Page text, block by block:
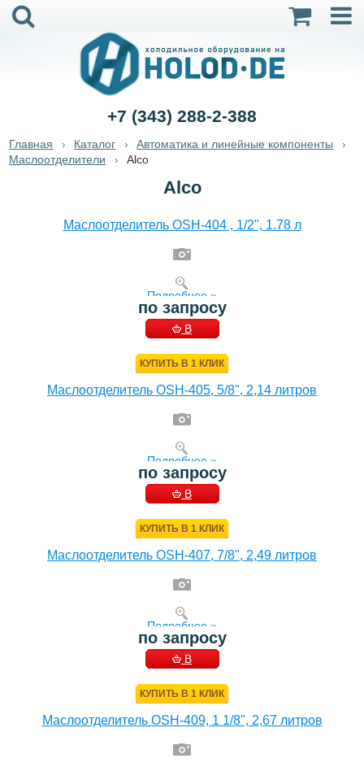
+7 (343) 288-2-388
Главная Каталог
Автоматика и линейные компоненты
Маслоотделители
Alco
Alco
Маслоотделитель OSH-404 , 1/2", 1.78 л
Подробнее »
по запросу
В
КУПИТЬ В 1 КЛИК
Маслоотделитель OSH-405, 5/8", 2,14 литров
Подробнее »
по запросу
В
КУПИТЬ В 1 КЛИК
Маслоотделитель OSH-407, 7/8", 2,49 литров
Подробнее »
по запросу
В
КУПИТЬ В 1 КЛИК
Маслоотделитель OSH-409, 1 1/8", 2,67 литров